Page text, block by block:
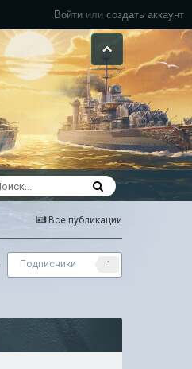
Войти или создать аккаунт
Все публикации
Подписчики 1